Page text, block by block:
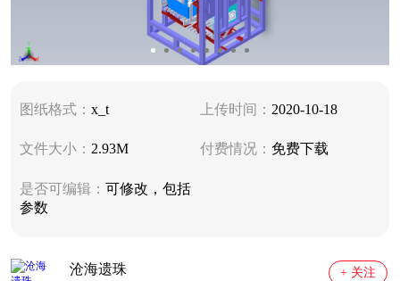
图纸格式： x_t 上传时间： 2020-10-18
文件大小： 2.93M 付费情况： 免费下载
是否可编辑： 可修改，包括
参数
沧海遗珠 + 关注